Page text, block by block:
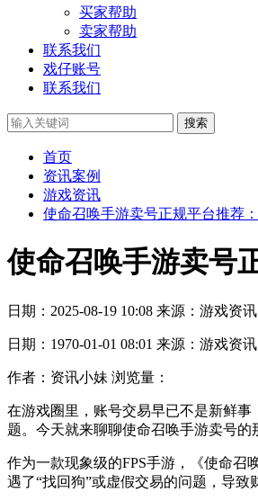
买家帮助
卖家帮助
联系我们
戏仔账号
联系我们
搜索
首页
资讯案例
游戏资讯
使命召唤手游卖号正规平台推荐
使命召唤手游卖号
日期：2025-08-19 10:08 来源：游戏资讯
日期：1970-01-01 08:01 来源：游戏资讯
作者：资讯小妹 浏览量：
在游戏圈里，账号交易早已不是新鲜
题。今天就来聊聊使命召唤手游卖号
作为一款现象级的FPS手游，《使命
遇了“找回狗”或虚假交易的问题，导致